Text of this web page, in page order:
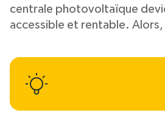
centrale photovoltaïque
accessible et rentable. Alors,